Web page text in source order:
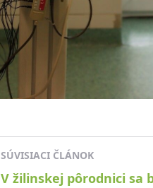
SÚVISIACI ČLÁNOK
V žilinskej pôrodnici sa